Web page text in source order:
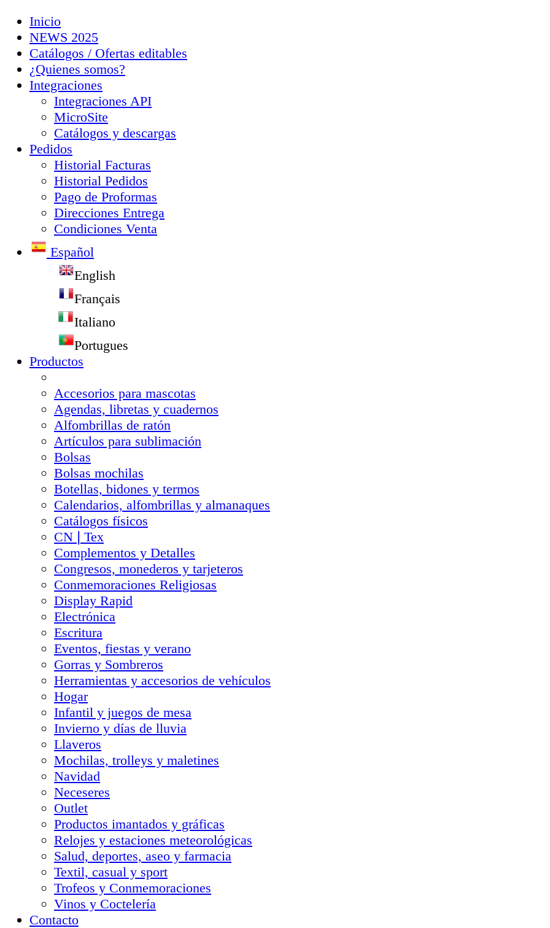
Inicio
NEWS 2025
Catálogos / Ofertas editables
¿Quienes somos?
Integraciones
Integraciones API
MicroSite
Catálogos y descargas
Pedidos
Historial Facturas
Historial Pedidos
Pago de Proformas
Direcciones Entrega
Condiciones Venta
Español
English
Français
Italiano
Portugues
Productos
Accesorios para mascotas
Agendas, libretas y cuadernos
Alfombrillas de ratón
Artículos para sublimación
Bolsas
Bolsas mochilas
Botellas, bidones y termos
Calendarios, alfombrillas y almanaques
Catálogos físicos
CN❘Tex
Complementos y Detalles
Congresos, monederos y tarjeteros
Conmemoraciones Religiosas
Display Rapid
Electrónica
Escritura
Eventos, fiestas y verano
Gorras y Sombreros
Herramientas y accesorios de vehículos
Hogar
Infantil y juegos de mesa
Invierno y días de lluvia
Llaveros
Mochilas, trolleys y maletines
Navidad
Neceseres
Outlet
Productos imantados y gráficas
Relojes y estaciones meteorológicas
Salud, deportes, aseo y farmacia
Textil, casual y sport
Trofeos y Conmemoraciones
Vinos y Coctelería
Contacto